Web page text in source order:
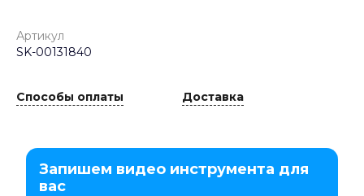
Артикул
SK-00131840
Способы оплаты Доставка
Запишем видео инструмента для
вас